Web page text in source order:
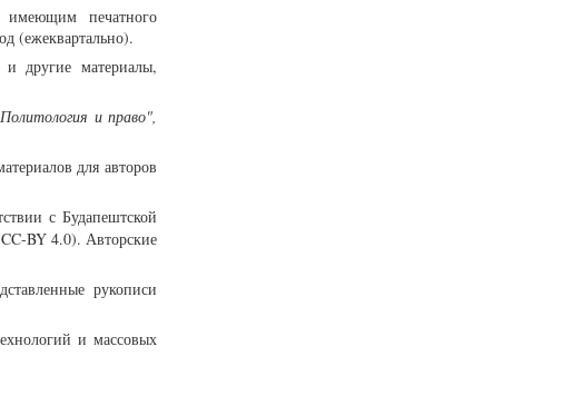
имеющим печатного
(ежеквартально).
другие материалы,
и право",
для авторов
с Будапештской
BY 4.0). Авторские
рукописи
и массовых